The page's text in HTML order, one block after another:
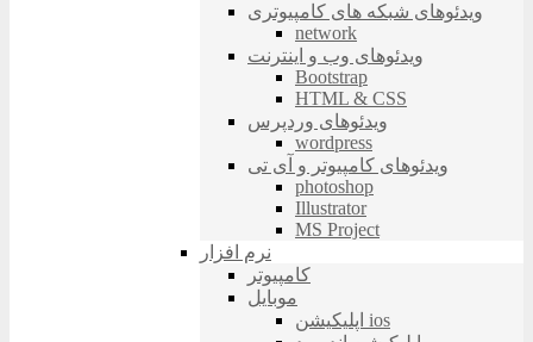
ویدئوهای شبکه های کامپیوتری
network
ویدئوهای وب و اینترنت
Bootstrap
HTML & CSS
ویدئوهای وردپرس
wordpress
ویدئوهای کامپیوتر و آی تی
photoshop
Illustrator
MS Project
نرم افزار
کامپیوتر
موبایل
اپلیکیشن ios